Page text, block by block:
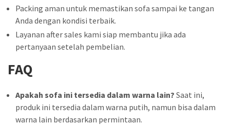
Packing aman untuk memastikan sofa sampai ke tangan
Anda dengan kondisi terbaik.
Layanan after sales kami siap membantu jika ada
pertanyaan setelah pembelian.
FAQ
Apakah sofa ini tersedia dalam warna lain? Saat ini,
produk ini tersedia dalam warna putih, namun bisa dalam
warna lain berdasarkan permintaan.